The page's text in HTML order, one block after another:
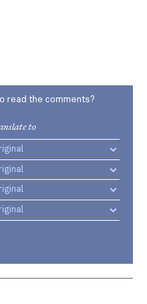
read the comments?
to